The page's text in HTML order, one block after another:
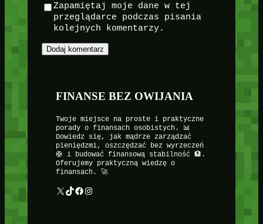
Zapamiętaj moje dane w tej
przeglądarce podczas pisania
kolejnych komentarzy.
FINANSE BEZ OWIJANIA
Twoje miejsce na proste i praktyczne
porady o finansach osobistych. 📊
Dowiedz się, jak mądrze zarządzać
pieniędzmi, oszczędzać bez wyrzeczeń
🛟 i budować finansową stabilność 🏦.
Oferujemy praktyczną wiedzę o
finansach. 🚀
X TikTok Facebook Instagram